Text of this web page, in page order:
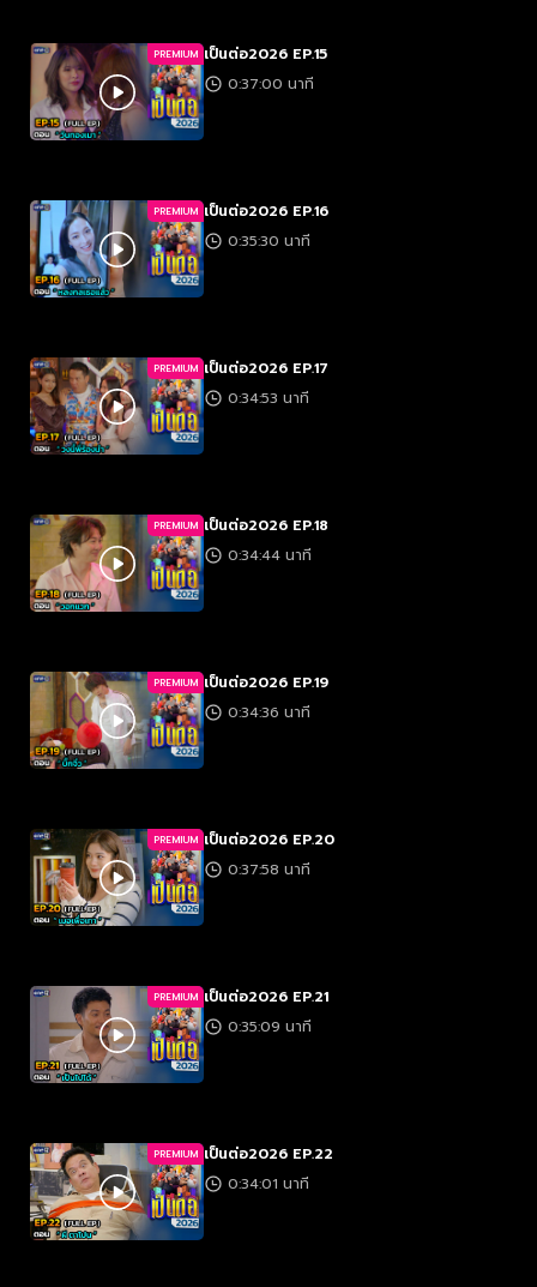
PREMIUM เป็นต่อ2026 EP.15
0:37:00 นาที
PREMIUM เป็นต่อ2026 EP.16
0:35:30 นาที
PREMIUM เป็นต่อ2026 EP.17
0:34:53 นาที
PREMIUM เป็นต่อ2026 EP.18
0:34:44 นาที
PREMIUM เป็นต่อ2026 EP.19
0:34:36 นาที
PREMIUM เป็นต่อ2026 EP.20
0:37:58 นาที
PREMIUM เป็นต่อ2026 EP.21
0:35:09 นาที
PREMIUM เป็นต่อ2026 EP.22
0:34:01 นาที